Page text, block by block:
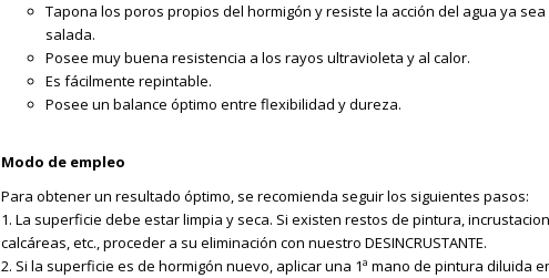
Tapona los poros propios del hormigón y resiste la acción del agua ya sea
salada.
Posee muy buena resistencia a los rayos ultravioleta y al calor.
Es fácilmente repintable.
Posee un balance óptimo entre flexibilidad y dureza.
Modo de empleo
Para obtener un resultado óptimo, se recomienda seguir los siguientes pasos:
1. La superficie debe estar limpia y seca. Si existen restos de pintura,
calcáreas, etc., proceder a su eliminación con nuestro DESINCRUSTANTE.
2. Si la superficie es de hormigón nuevo, aplicar una 1ª mano de pintura diluida